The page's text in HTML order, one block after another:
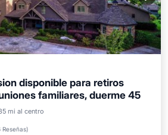
disponible para retiros
familiares, duerme 45
mi al centro
Reseñas)
Bañera de hidromasaje
Balcón/Terraza